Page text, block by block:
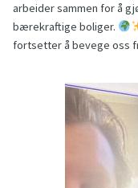
arbeider sammen for å
bærekraftige boliger.
fortsetter å bevege oss